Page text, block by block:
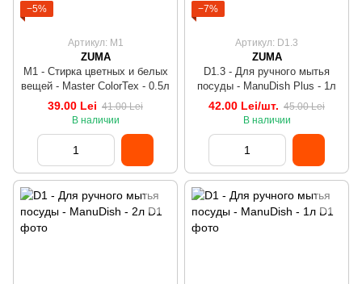
−5%
Артикул: M1
ZUMA
M1 - Стирка цветных и белых
вещей - Master ColorTex - 0.5л
39.00 Lei 41.00 Lei
В наличии
−7%
Артикул: D1.3
ZUMA
D1.3 - Для ручного мытья
посуды - ManuDish Plus - 1л
42.00 Lei/шт. 45.00 Lei
В наличии